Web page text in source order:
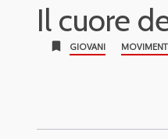
Il cuore
bookmark GIOVANI